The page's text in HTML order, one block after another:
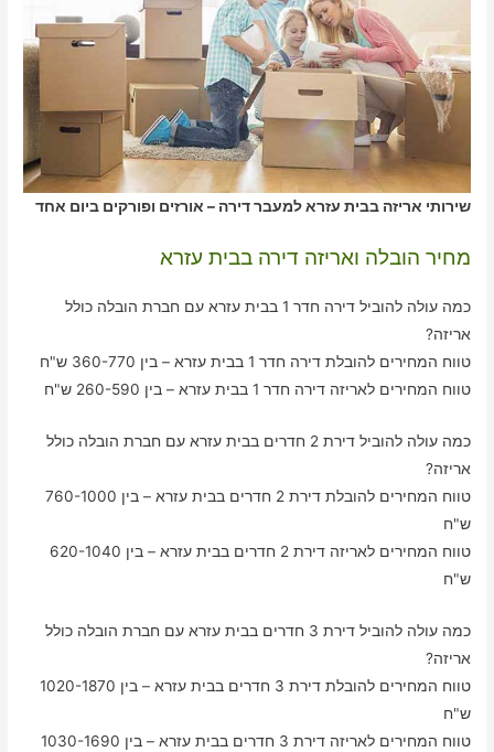
שירותי אריזה בבית עזרא למעבר דירה – אורזים ופורקים ביום אחד
מחיר הובלה ואריזה דירה בבית עזרא
כמה עולה להוביל דירה חדר 1 בבית עזרא עם חברת הובלה כולל
אריזה?
טווח המחירים להובלת דירה חדר 1 בבית עזרא – בין 360-770 ש"ח
טווח המחירים לאריזה דירה חדר 1 בבית עזרא – בין 260-590 ש"ח
כמה עולה להוביל דירת 2 חדרים בבית עזרא עם חברת הובלה כולל
אריזה?
טווח המחירים להובלת דירת 2 חדרים בבית עזרא – בין 760-1000
ש"ח
טווח המחירים לאריזה דירת 2 חדרים בבית עזרא – בין 620-1040
ש"ח
כמה עולה להוביל דירת 3 חדרים בבית עזרא עם חברת הובלה כולל
אריזה?
טווח המחירים להובלת דירת 3 חדרים בבית עזרא – בין 1020-1870
ש"ח
טווח המחירים לאריזה דירת 3 חדרים בבית עזרא – בין 1030-1690